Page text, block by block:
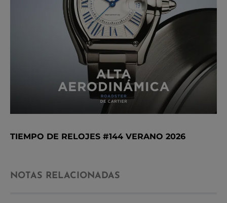
TIEMPO DE RELOJES #144 VERANO 2026
NOTAS RELACIONADAS